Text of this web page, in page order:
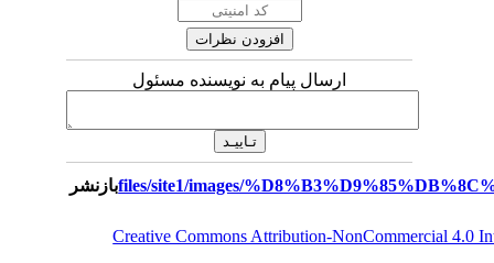
ارسال پیام به نویسنده مسئول
بازنشر
Creative Commons Attribution-NonCommercial 4.0